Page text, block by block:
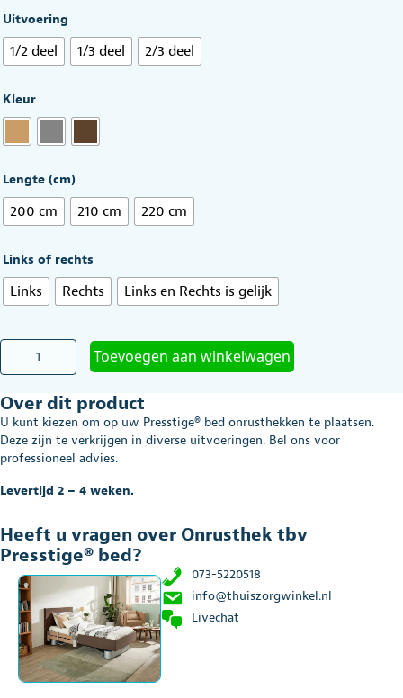
Uitvoering
1/2 deel 1/3 deel 2/3 deel
Kleur
Lengte (cm)
200 cm 210 cm 220 cm
Links of rechts
Links Rechts Links en Rechts is gelijk
Onrusthek
bed
aantal
Toevoegen aan winkelwagen
Over dit product
U kunt kiezen om op uw Presstige® bed onrusthekken te plaatsen.
Deze zijn te verkrijgen in diverse uitvoeringen. Bel ons voor
professioneel advies.
Levertijd 2 – 4 weken.
Heeft u vragen over Onrusthek tbv
Presstige® bed?
073-5220518
info@thuiszorgwinkel.nl
Livechat